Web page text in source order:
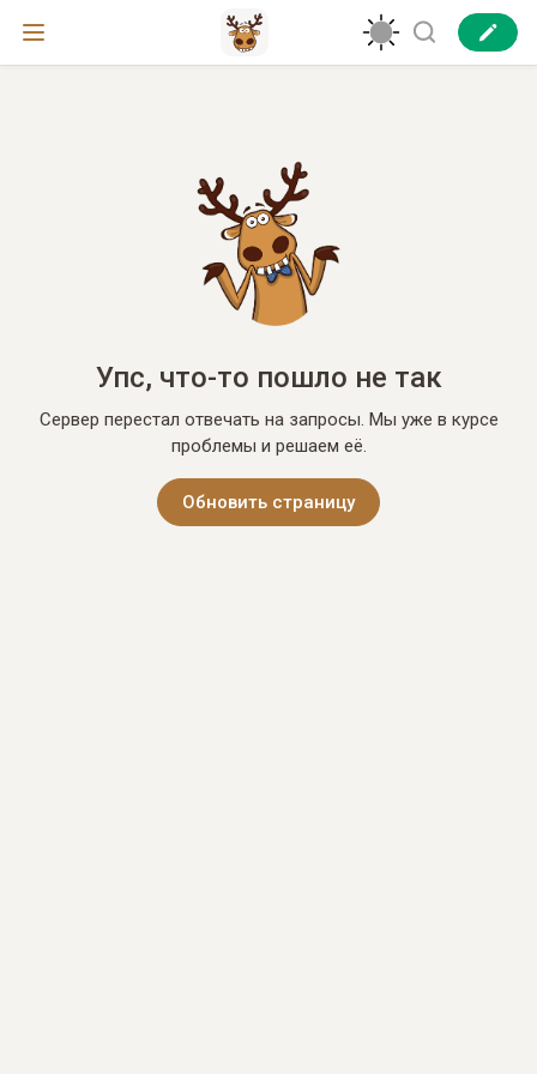
Упс, что-то пошло не так
Сервер перестал отвечать на запросы. Мы уже в курсе
проблемы и решаем её.
Обновить страницу